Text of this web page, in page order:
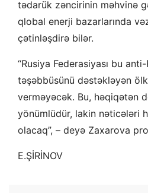
tədarük zəncirinin məhvinə
qlobal enerji bazarlarında
çətinləşdirə bilər.
“Rusiya Federasiyası bu
təşəbbüsünü dəstəkləyən
verməyəcək. Bu, həqiqətən
yönümlüdür, lakin nəticələri
olacaq”, – deyə Zaxarova
E.ŞİRİNOV